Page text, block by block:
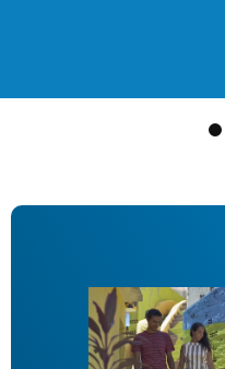
4